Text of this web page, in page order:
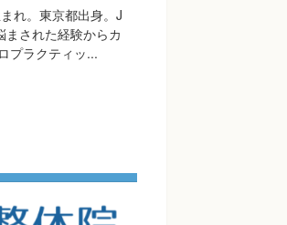
れ。東京都出身。J
された経験からカ
プラクティッ...